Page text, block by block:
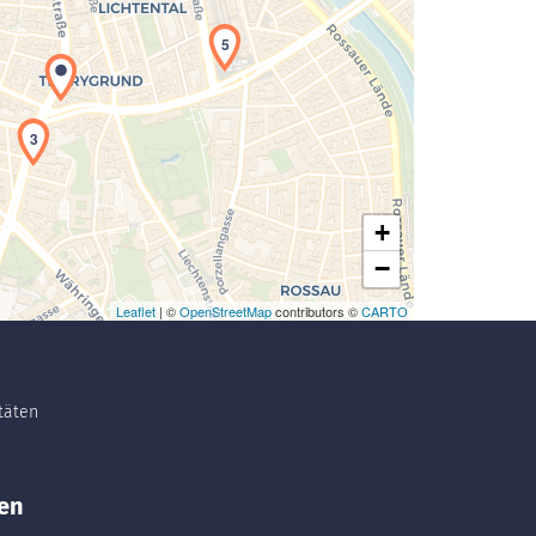
Laden der Karte...
3
5
+
−
Leaflet | ©OpenStreetMapcontributors ©CARTO